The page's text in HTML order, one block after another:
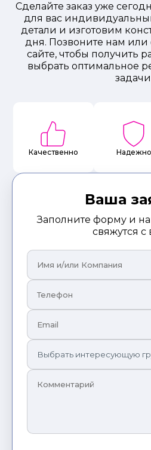
Сделайте заказ уже
для вас
детали и изготовим
дня. Позвоните нам или
сайте, чтобы получить
выбрать оптимальное
Качественно Надежно
Ваша
Заполните форму и
свяжутся с